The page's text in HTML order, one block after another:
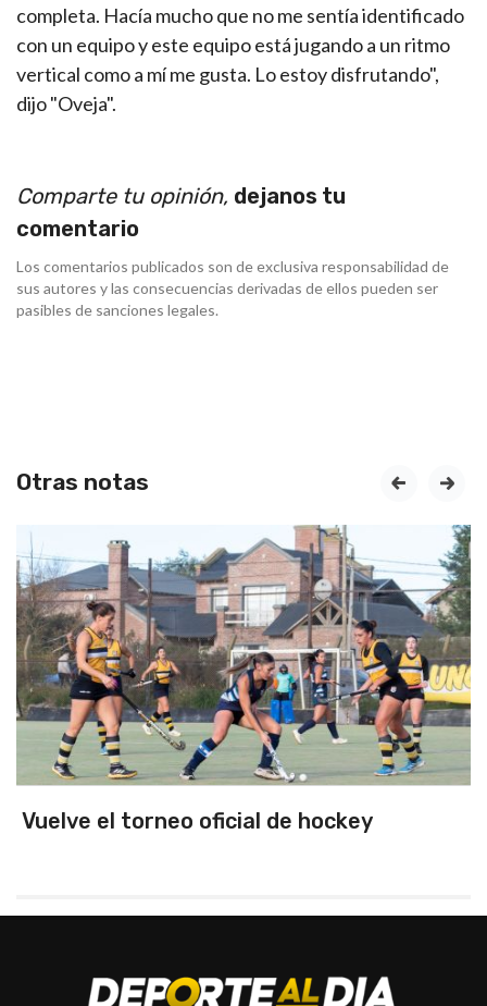
completa. Hacía mucho que no me sentía identificado
con un equipo y este equipo está jugando a un ritmo
vertical como a mí me gusta. Lo estoy disfrutando",
dijo "Oveja".
Comparte tu opinión, dejanos tu
comentario
Los comentarios publicados son de exclusiva responsabilidad de
sus autores y las consecuencias derivadas de ellos pueden ser
pasibles de sanciones legales.
Otras notas
el torneo oficial de hockey
prev next